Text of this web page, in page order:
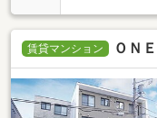
賃貸マンション ＯＮ